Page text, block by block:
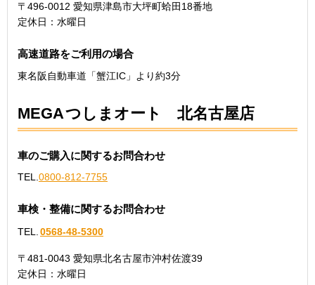
〒496-0012 愛知県津島市大坪町蛤田18番地
定休日：水曜日
高速道路をご利用の場合
東名阪自動車道「蟹江IC」より約3分
MEGAつしまオート 北名古屋店
車のご購入に関するお問合わせ
TEL.0800-812-7755
車検・整備に関するお問合わせ
TEL. 0568-48-5300
〒481-0043 愛知県北名古屋市沖村佐渡39
定休日：水曜日